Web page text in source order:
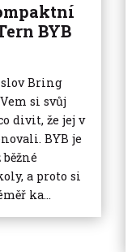
BYB
Bring
si svůj
divit, že jej v
BYB je
a proto si
ka...